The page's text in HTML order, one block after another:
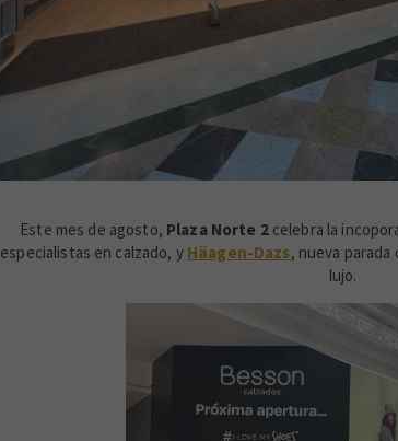
Este mes de agosto, Plaza Norte 2celebra la
especialistas en calzado, y Häagen-Dazs, nueva
lujo.
FOSTER'S HOLLYWOOD